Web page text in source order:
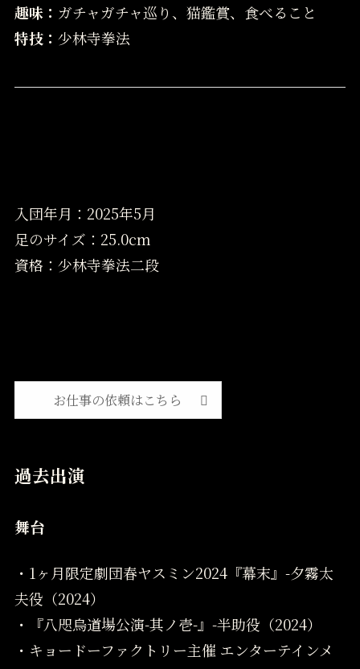
趣味： ガチャガチャ巡り、猫鑑賞、食べること
特技： 少林寺拳法
入団年月：2025年5月
足のサイズ：25.0cm
資格：少林寺拳法二段
お仕事の依頼はこちら
過去出演
舞台
・1ヶ月限定劇団春ヤスミン2024『幕末』-夕霧太
夫役（2024）
・『八咫烏道場公演-其ノ壱-』-半助役（2024）
・キョードーファクトリー主催 エンターテインメ